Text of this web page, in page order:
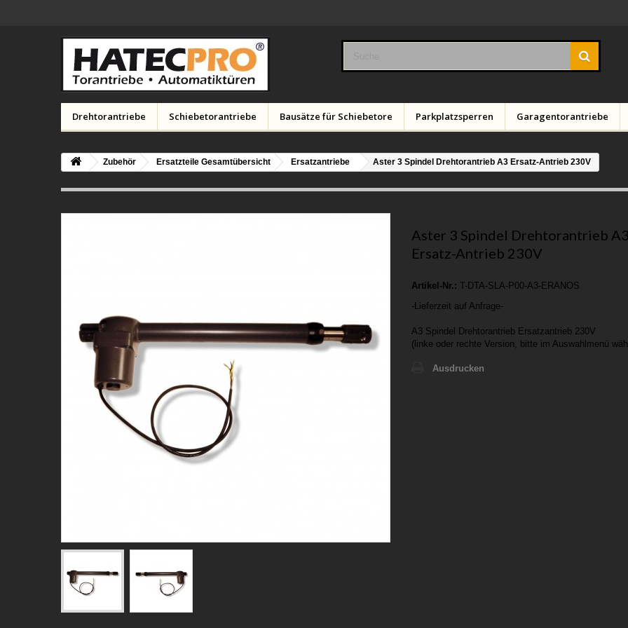
Drehtorantriebe Schiebetorantriebe Bausätze für Schiebetore Parkplatzsperren Garagentorantriebe
Zubehör Ersatzteile Gesamtübersicht Ersatzantriebe Aster 3 Spindel Drehtorantrieb A3 Ersatz-Antrieb 230V
Aster 3 Spindel Drehtorantrieb A3
Ersatz-Antrieb 230V
Artikel-Nr.: T-DTA-SLA-P00-A3-ERANOS
-Lieferzeit auf Anfrage-
A3 Spindel Drehtorantrieb Ersatzantrieb 230V
(linke oder rechte Version, bitte im Auswahlmenü
Ausdrucken